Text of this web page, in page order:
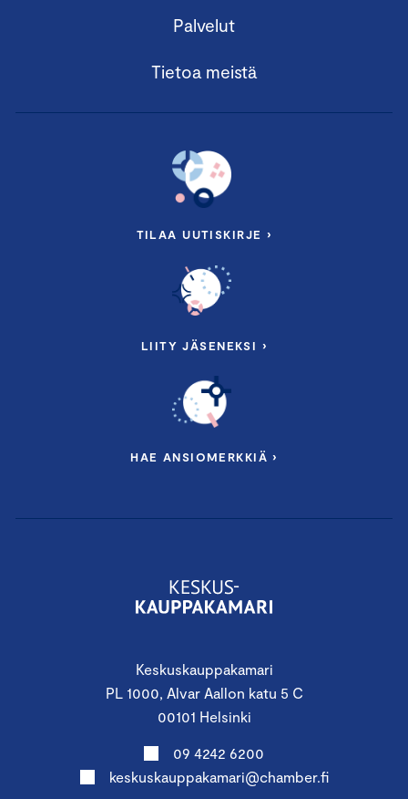
Keskuskauppakamari
PL 1000, Alvar Aallon katu 5 C
00101 Helsinki
09 4242 6200
keskuskauppakamari@chamber.fi
Palvelut
Tietoa meistä
TILAA UUTISKIRJE ›
LIITY JÄSENEKSI ›
HAE ANSIOMERKKIÄ ›